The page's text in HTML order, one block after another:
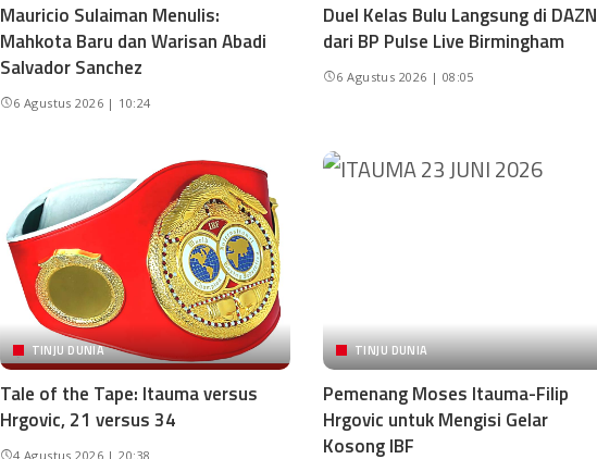
Mauricio Sulaiman Menulis:
Mahkota Baru dan Warisan Abadi
Salvador Sanchez
6 Agustus 2026 | 10:24
Duel Kelas Bulu Langsung di DAZN
dari BP Pulse Live Birmingham
6 Agustus 2026 | 08:05
TINJU DUNIA
Tale of the Tape: Itauma versus
Hrgovic, 21 versus 34
4 Agustus 2026 | 20:38
TINJU DUNIA
Pemenang Moses Itauma-Filip
Hrgovic untuk Mengisi Gelar
Kosong IBF